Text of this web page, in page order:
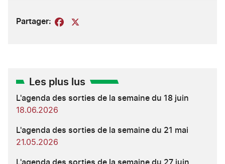
Partager: Facebook
Les plus lus
L'agenda des sorties de la semaine du 18 juin
18.06.2026
L'agenda des sorties de la semaine du 21 mai
21.05.2026